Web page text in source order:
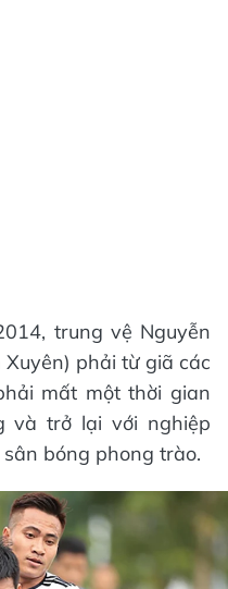
trung vệ Nguyễn
Xuyên) phải từ giã các
mất một thời gian
và trở lại với nghiệp
bóng phong trào.